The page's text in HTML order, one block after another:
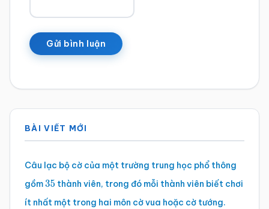
Sidebar
chính
BÀI VIẾT MỚI
Câu lạc bộ cờ của một trường trung học phổ thông
gồm35 thành viên, trong đó mỗi thành viên biết chơi
ít nhất một trong hai môn cờ vua hoặc cờ tướng.